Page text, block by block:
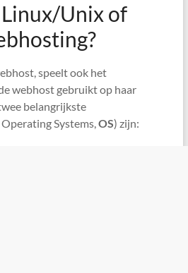
Unix of
speelt ook het
webhost gebruikt op haar
belangrijkste
Systems,OS) zijn: